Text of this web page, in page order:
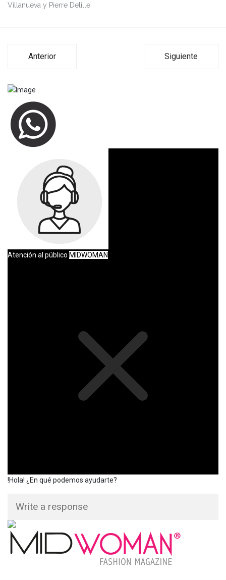
Villanueva y Pierre Delille
Anterior Siguiente
Atención al público MIDWOMAN
!Hola! ¿En qué podemos ayudarte?